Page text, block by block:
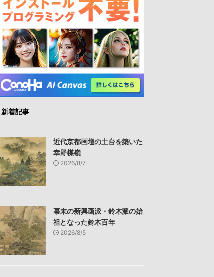
新着記事
近代京都画壇の土台を築いた
幸野楳嶺
2026/8/7
幕末の新興画派・鈴木派の始
祖となった鈴木百年
2026/8/5